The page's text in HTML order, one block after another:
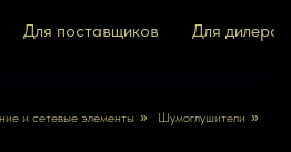
Для поставщиков Для дилеров
и сетевые элементы » Шумоглушители »